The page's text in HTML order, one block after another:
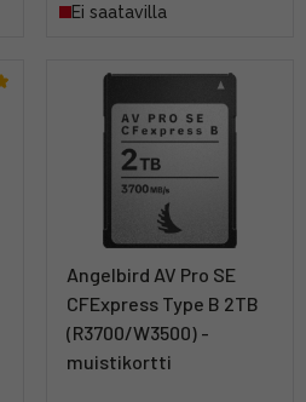
Ei saatavilla
Angelbird AV Pro SE
CFExpress Type B 2TB
(R3700/W3500) -
muistikortti